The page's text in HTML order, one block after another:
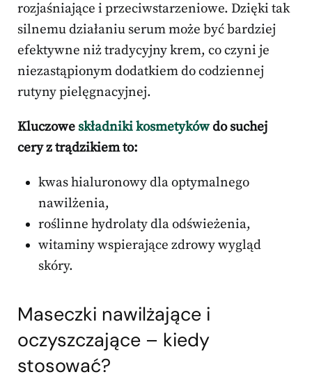
rozjaśniające i przeciwstarzeniowe. Dzięki tak
silnemu działaniu serum może być bardziej
efektywne niż tradycyjny krem, co czyni je
niezastąpionym dodatkiem do codziennej
rutyny pielęgnacyjnej.
Kluczoweskładniki kosmetykówdo suchej
cery z trądzikiem to:
kwas hialuronowy dla optymalnego
nawilżenia,
roślinne hydrolaty dla odświeżenia,
witaminy wspierające zdrowy wygląd
skóry.
Maseczki nawilżające i
oczyszczające – kiedy
stosować?